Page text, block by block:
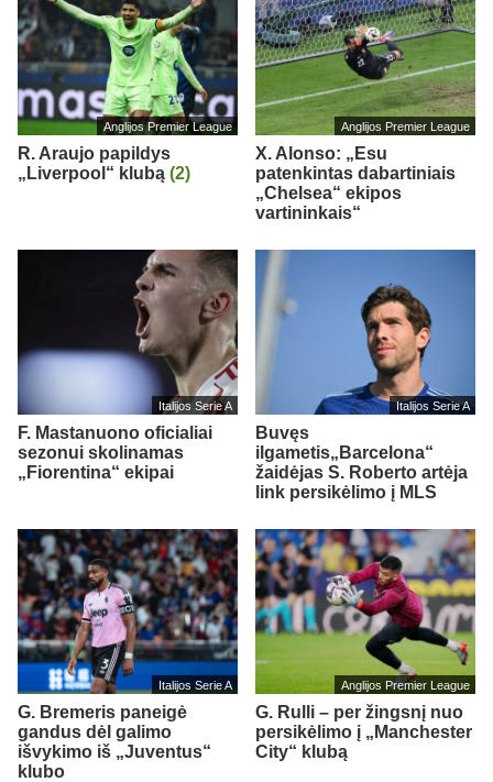
Anglijos Premier League
R. Araujo papildys
„Liverpool“ klubą (2)
Anglijos Premier League
X. Alonso: „Esu
patenkintas dabartiniais
„Chelsea“ ekipos
vartininkais“
Italijos Serie A
F. Mastanuono oficialiai
sezonui skolinamas
„Fiorentina“ ekipai
Italijos Serie A
Buvęs
ilgametis„Barcelona“
žaidėjas S. Roberto artėja
link persikėlimo į MLS
Italijos Serie A
G. Bremeris paneigė
gandus dėl galimo
išvykimo iš „Juventus“
klubo
Anglijos Premier League
G. Rulli – per žingsnį nuo
persikėlimo į „Manchester
City“ klubą